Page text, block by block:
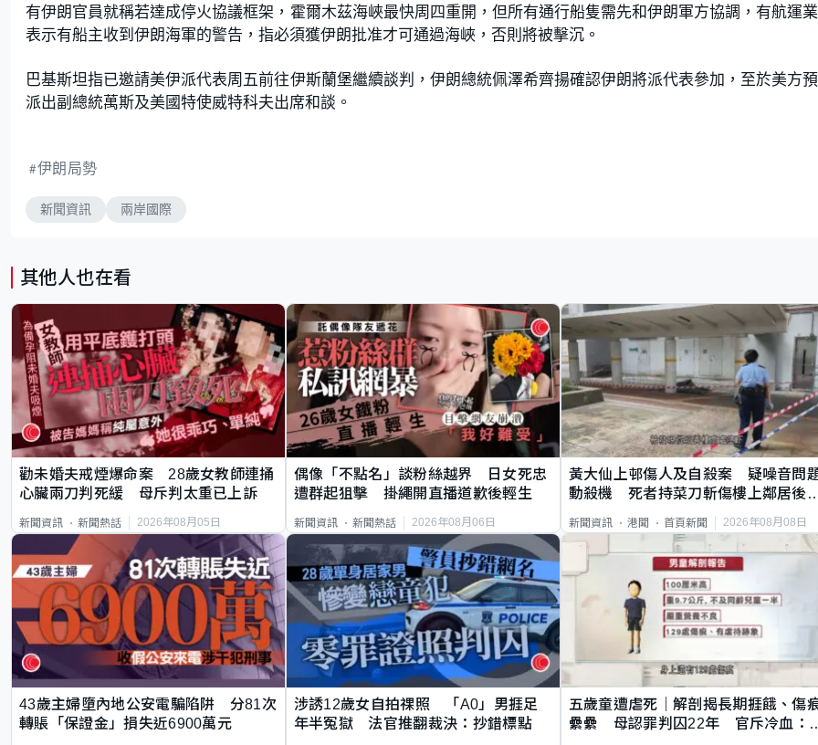
有伊朗官員就稱若達成停火協議框架，霍爾木茲海峽最快周四重開，但所有通行船隻需先和伊朗軍方協調，有航運
表示有船主收到伊朗海軍的警告，指必須獲伊朗批准才可通過海峽，否則將被擊沉。
巴基斯坦指已邀請美伊派代表周五前往伊斯蘭堡繼續談判，伊朗總統佩澤希齊揚確認伊朗將派代表參加，至於美方
派出副總統萬斯及美國特使威特科夫出席和談。
伊朗局勢
新聞資訊 兩岸國際
其他人也在看
勸未婚夫戒煙爆命案 28歲女教師連捅
心臟兩刀判死緩 母斥判太重已上訴
新聞資訊 新聞熱話 2026年08月05日
偶像「不點名」談粉絲越界 日女死忠
遭群起狙擊 掛繩開直播道歉後輕生
新聞資訊 新聞熱話 2026年08月06日
黃大仙上邨傷人及自殺案 疑噪音問
動殺機 死者持菜刀斬傷樓上鄰居後
新聞資訊 港聞 首頁新聞 2026年08月08日
43歲主婦墮內地公安電騙陷阱 分81次
轉賬「保證金」損失近6900萬元
涉誘12歲女自拍祼照 「A0」男捱足
年半冤獄 法官推翻裁決：抄錯標點
五歲童遭虐死｜解剖揭長期捱餓、傷
纍纍 母認罪判囚22年 官斥冷血：